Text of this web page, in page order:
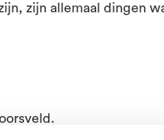
zijn allemaal dingen